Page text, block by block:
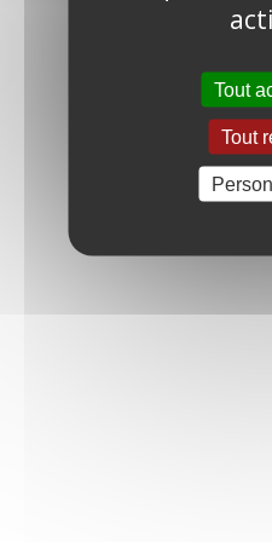
Tout
Tout